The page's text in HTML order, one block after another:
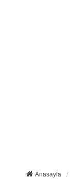
Anasayfa